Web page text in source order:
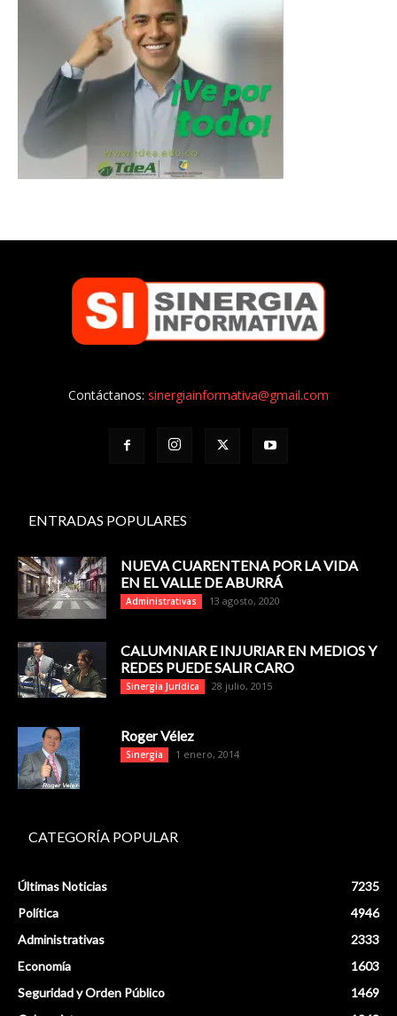
Contáctanos: sinergiainformativa@gmail.com
ENTRADAS POPULARES
NUEVA CUARENTENA POR LA VIDA
EN EL VALLE DE ABURRÁ
Administrativas 13 agosto, 2020
CALUMNIAR E INJURIAR EN MEDIOS Y
REDES PUEDE SALIR CARO
Sinergia Jurídica 28 julio, 2015
Roger Vélez
Sinergia 1 enero, 2014
CATEGORÍA POPULAR
Últimas Noticias
7235
Política
4946
Administrativas
2333
Economía
1603
Seguridad y Orden Público
1469